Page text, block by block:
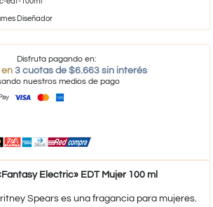
Diseñador
Disfruta pagando en:
3 cuotas de $6.663 sin interés
nuestros medios de pago
Electric» EDT Mujer 100 ml
Spears es una fragancia para mujeres.